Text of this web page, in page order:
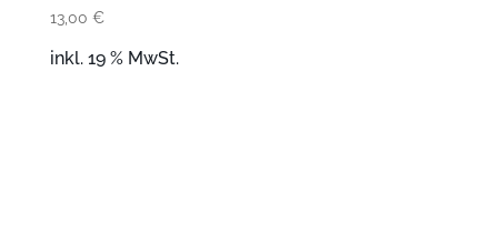
13,00 €
inkl. 19 % MwSt.